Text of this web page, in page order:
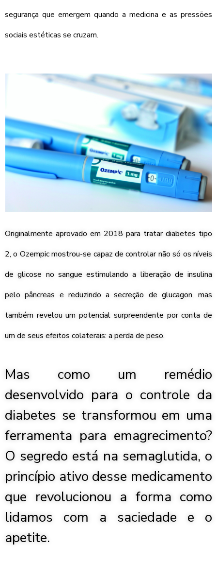
segurança que emergem quando a medicina e as pressões
sociais estéticas se cruzam.
Originalmente aprovado em 2018 para tratar diabetes tipo
2, o Ozempic mostrou-se capaz de controlar não só os níveis
de glicose no sangue estimulando a liberação de insulina
pelo pâncreas e reduzindo a secreção de glucagon, mas
também revelou um potencial surpreendente por conta de
um de seus efeitos colaterais: a perda de peso.
Mas como um remédio
desenvolvido para o controle da
diabetes se transformou em uma
ferramenta para emagrecimento?
O segredo está na semaglutida, o
princípio ativo desse medicamento
que revolucionou a forma como
lidamos com a saciedade e o
apetite.